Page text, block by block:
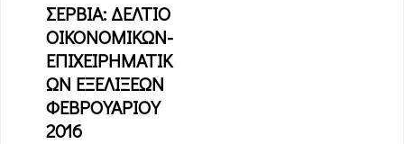
ΣΕΡΒΙΑ: ΔΕΛΤΙΟ
ΟΙΚΟΝΟΜΙΚΩΝ-
ΕΠΙΧΕΙΡΗΜΑΤΙΚ
ΩΝ ΕΞΕΛΙΞΕΩΝ
ΦΕΒΡΟΥΑΡΙΟΥ
2016